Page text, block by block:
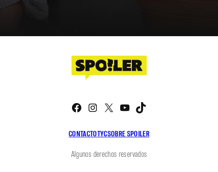
CONTACTOTYCSOBRE SPOILER
Facebook
Instagram
X YouTube
Algunos derechos reservados